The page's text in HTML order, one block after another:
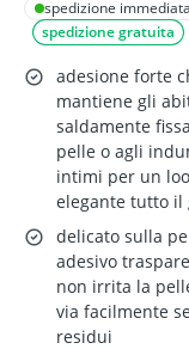
Tessuti 180
1.2×8.5 cm
Trasparente
Delicato
spedizione immediata
spedizione gratuita
adesione forte
mantiene gli
saldamente
pelle o agli
intimi per un
elegante tutto il
delicato sulla
adesivo
non irrita la
via facilmente
residui